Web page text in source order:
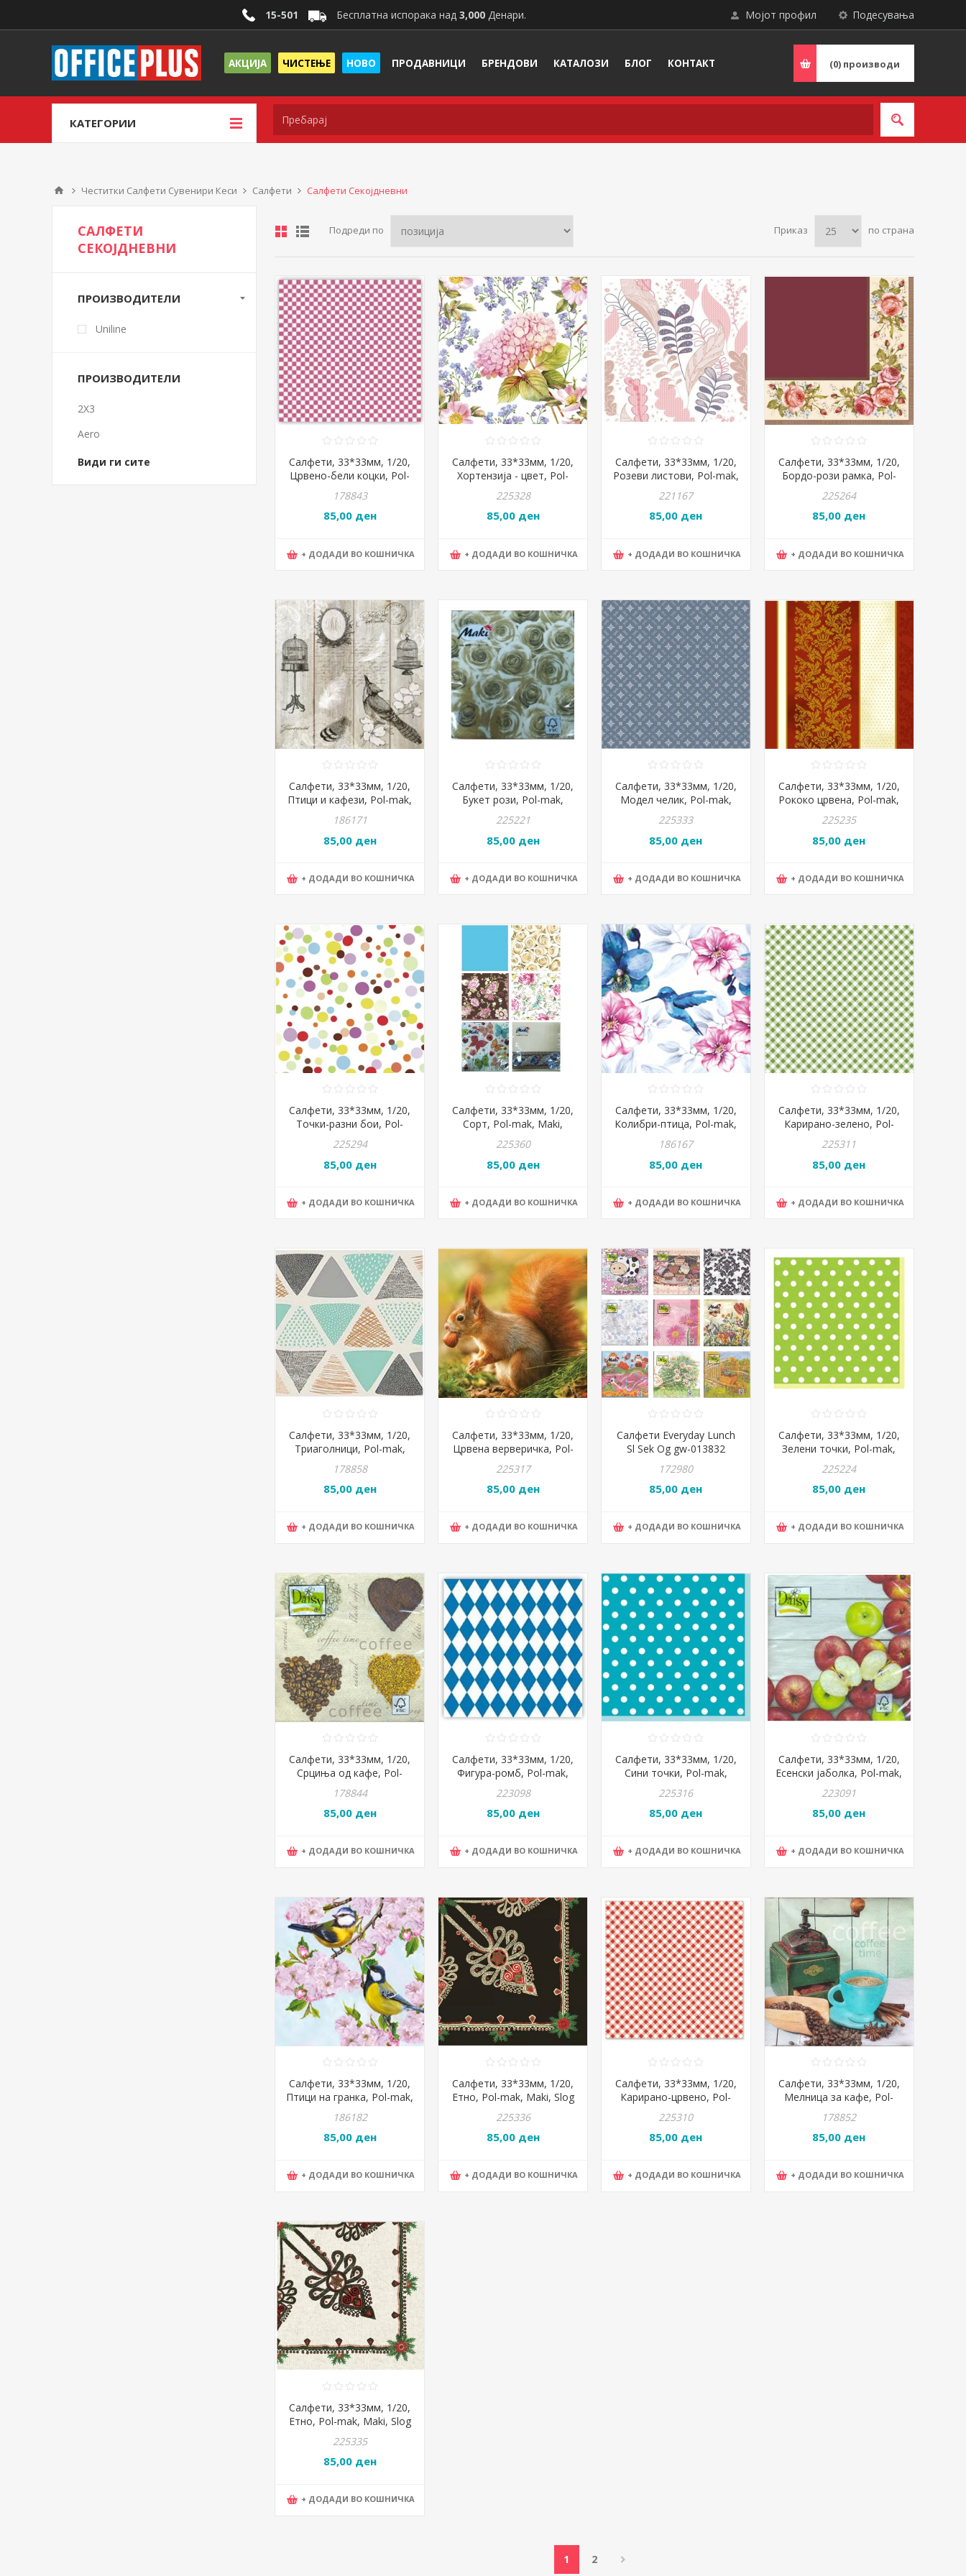
Подесувања
Мојот профил
15-501 Бесплатна испорака над 3,000 Денари.
АКЦИЈА ЧИСТЕЊЕ НОВО ПРОДАВНИЦИ БРЕНДОВИ КАТАЛОЗИ БЛОГ КОНТАКТ (0) производи
КАТЕГОРИИ
Честитки Салфети Сувенири Кеси Салфети Салфети Секојдневни
Подреди по Приказ по страна
Салфети, 33*33мм, 1/20,
Црвено-бели коцки, Pol-
mak, Daisy, SDOG 0114 03
178843
85,00 ден
+ ДОДАДИ ВО КОШНИЧКА
Салфети, 33*33мм, 1/20,
Хортензија - цвет, Pol-
mak, Maki, Slog 045901
225328
85,00 ден
+ ДОДАДИ ВО КОШНИЧКА
Салфети, 33*33мм, 1/20,
Розеви листови, Pol-mak,
Daisy, Sdog 013201
221167
85,00 ден
+ ДОДАДИ ВО КОШНИЧКА
Салфети, 33*33мм, 1/20,
Бордо-рози рамка, Pol-
mak, Maki, Slog 005704
225264
85,00 ден
+ ДОДАДИ ВО КОШНИЧКА
Салфети, 33*33мм, 1/20,
Птици и кафези, Pol-mak,
Daisy, SDOG 0167 01
186171
85,00 ден
+ ДОДАДИ ВО КОШНИЧКА
Салфети, 33*33мм, 1/20,
Букет рози, Pol-mak,
Maki, SLOG 0318 01,
бели-златни
225221
85,00 ден
+ ДОДАДИ ВО КОШНИЧКА
Салфети, 33*33мм, 1/20,
Модел челик, Pol-mak,
Maki, Slog 047401, темно
сива
225333
85,00 ден
+ ДОДАДИ ВО КОШНИЧКА
Салфети, 33*33мм, 1/20,
Рококо црвена, Pol-mak,
Maki, Slog 000205
225235
85,00 ден
+ ДОДАДИ ВО КОШНИЧКА
Салфети, 33*33мм, 1/20,
Точки-разни бои, Pol-
mak, Maki, 022401
225294
85,00 ден
+ ДОДАДИ ВО КОШНИЧКА
Салфети, 33*33мм, 1/20,
Сорт, Pol-mak, Maki,
000001
225360
85,00 ден
+ ДОДАДИ ВО КОШНИЧКА
Салфети, 33*33мм, 1/20,
Колибри-птица, Pol-mak,
Daisy, SDOG 0135 01
186167
85,00 ден
+ ДОДАДИ ВО КОШНИЧКА
Салфети, 33*33мм, 1/20,
Карирано-зелено, Pol-
mak, Maki, Slog 038103
225311
85,00 ден
+ ДОДАДИ ВО КОШНИЧКА
Салфети, 33*33мм, 1/20,
Триаголници, Pol-mak,
178858
85,00 ден
+ ДОДАДИ ВО КОШНИЧКА
Салфети, 33*33мм, 1/20,
Црвена верверичка, Pol-
225317
85,00 ден
+ ДОДАДИ ВО КОШНИЧКА
Салфети Everyday Lunch
Sl Sek Og gw-013832
172980
85,00 ден
+ ДОДАДИ ВО КОШНИЧКА
Салфети, 33*33мм, 1/20,
Зелени точки, Pol-mak,
225224
85,00 ден
+ ДОДАДИ ВО КОШНИЧКА
Салфети, 33*33мм, 1/20,
Срциња од кафе, Pol-
178844
85,00 ден
+ ДОДАДИ ВО КОШНИЧКА
Салфети, 33*33мм, 1/20,
Фигура-ромб, Pol-mak,
223098
85,00 ден
+ ДОДАДИ ВО КОШНИЧКА
Салфети, 33*33мм, 1/20,
Сини точки, Pol-mak,
225316
85,00 ден
+ ДОДАДИ ВО КОШНИЧКА
Салфети, 33*33мм, 1/20,
Есенски јаболка, Pol-mak,
223091
85,00 ден
+ ДОДАДИ ВО КОШНИЧКА
Салфети, 33*33мм, 1/20,
Птици на гранка, Pol-mak,
Daisy, SDOG 0198 01
186182
85,00 ден
+ ДОДАДИ ВО КОШНИЧКА
Салфети, 33*33мм, 1/20,
Етно, Pol-mak, Maki, Slog
047802, црна
225336
85,00 ден
+ ДОДАДИ ВО КОШНИЧКА
Салфети, 33*33мм, 1/20,
Карирано-црвено, Pol-
mak, Maki, Slog 038101
225310
85,00 ден
+ ДОДАДИ ВО КОШНИЧКА
Салфети, 33*33мм, 1/20,
Мелница за кафе, Pol-
mak, Daisy, SLOG 0359 01
178852
85,00 ден
+ ДОДАДИ ВО КОШНИЧКА
Салфети, 33*33мм, 1/20,
Етно, Pol-mak, Maki, Slog
047801
225335
85,00 ден
+ ДОДАДИ ВО КОШНИЧКА
1 2
САЛФЕТИ
СЕКОЈДНЕВНИ
ПРОИЗВОДИТЕЛИ
Uniline
ПРОИЗВОДИТЕЛИ
2X3
Aero
Види ги сите